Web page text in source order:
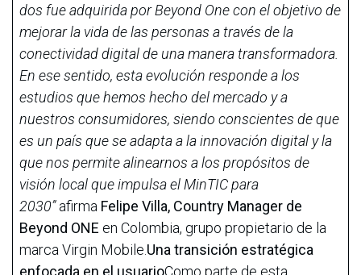
dos fue adquirida por Beyond One con el objetivo de
mejorar la vida de las personas a través de la
conectividad digital de una manera transformadora.
En ese sentido, esta evolución responde a los
estudios que hemos hecho del mercado y a
nuestros consumidores, siendo conscientes de que
es un país que se adapta a la innovación digital y la
que nos permite alinearnos a los propósitos de
visión local que impulsa el MinTIC para
2030”afirma Felipe Villa, Country Manager de
Beyond ONE en Colombia, grupo propietario de la
marca Virgin Mobile. Una transición estratégica
enfocada en el usuarioComo parte de esta